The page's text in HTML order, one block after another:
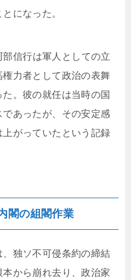
になった。
信行は軍人としての立
力者として政治の表舞
。彼の就任は当時の国
あったが、その安定感
がっていたという記録
閣の組閣作業
独ソ不可侵条約の締結
から崩れ去り、政治家